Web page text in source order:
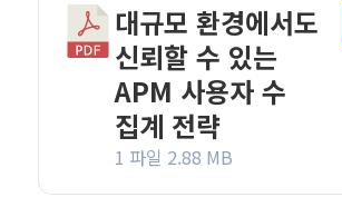
대규모 환경에서도
신뢰할 수 있는
APM 사용자 수
집계 전략
1 파일 2.88 MB